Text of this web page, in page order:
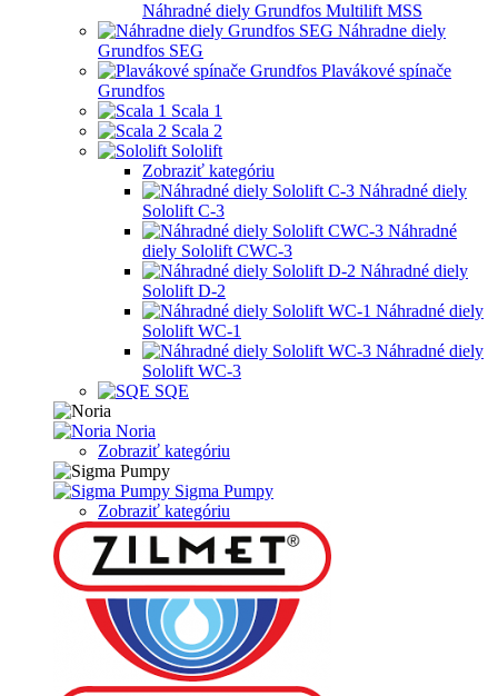
Náhradné diely Grundfos Multilift MSS
Náhradne diely
Grundfos SEG
Plavákové spínače
Grundfos
Scala 1
Scala 2
Sololift
Zobraziť kategóriu
Náhradné diely
Sololift C-3
Náhradné
diely Sololift CWC-3
Náhradné diely
Sololift D-2
Náhradné diely
Sololift WC-1
Náhradné diely
Sololift WC-3
SQE
Noria
Zobraziť kategóriu
Sigma Pumpy
Zobraziť kategóriu